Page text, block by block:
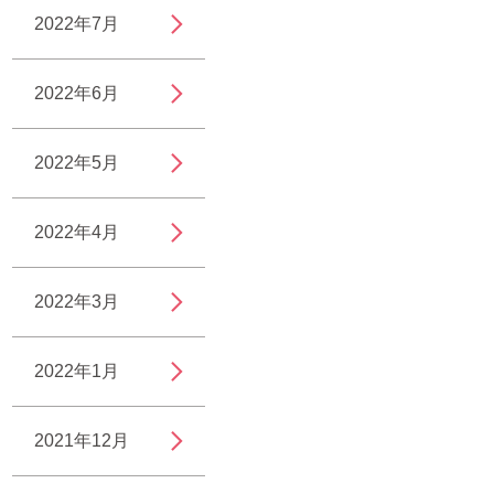
2022年7月
2022年6月
2022年5月
2022年4月
2022年3月
2022年1月
2021年12月